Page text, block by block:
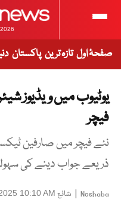
صفحۂ اول تازہ ترین پاکستان
یوٹیوب میں ویڈیوز
فیچر
نئے فیچر میں صارفین
ذریعے جواب دینے کی
Noshaba
| شائع 10:10 AM